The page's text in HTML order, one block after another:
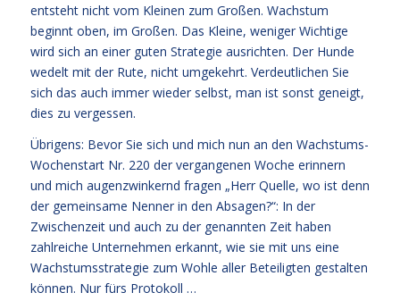
entsteht nicht vom Kleinen zum Großen. Wachstum
beginnt oben, im Großen. Das Kleine, weniger Wichtige
wird sich an einer guten Strategie ausrichten. Der Hunde
wedelt mit der Rute, nicht umgekehrt. Verdeutlichen Sie
sich das auch immer wieder selbst, man ist sonst geneigt,
dies zu vergessen.
Übrigens: Bevor Sie sich und mich nun an den Wachstums-
Wochenstart Nr. 220 der vergangenen Woche erinnern
und mich augenzwinkernd fragen „Herr Quelle, wo ist denn
der gemeinsame Nenner in den Absagen?“: In der
Zwischenzeit und auch zu der genannten Zeit haben
zahlreiche Unternehmen erkannt, wie sie mit uns eine
Wachstumsstrategie zum Wohle aller Beteiligten gestalten
können. Nur fürs Protokoll …